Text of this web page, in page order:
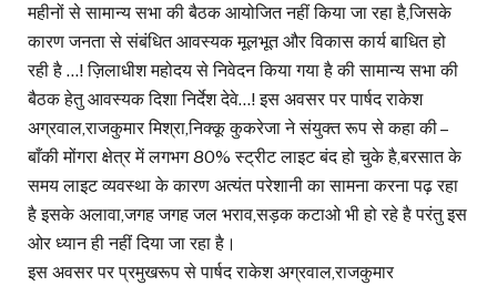
महीनों से सामान्य सभा की बैठक आयोजित नहीं किया जा रहा है,जिसके
कारण जनता से संबंधित आवस्यक मूलभूत और विकास कार्य बाधित हो
रही है …! ज़िलाधीश महोदय से निवेदन किया गया है की सामान्य सभा की
बैठक हेतु आवस्यक दिशा निर्देश देवे…! इस अवसर पर पार्षद राकेश
अग्रवाल,राजकुमार मिश्रा,निक्कू कुकरेजा ने संयुक्त रूप से कहा की –
बाँकी मोंगरा क्षेत्र में लगभग 80% स्ट्रीट लाइट बंद हो चुके है,बरसात के
समय लाइट व्यवस्था के कारण अत्यंत परेशानी का सामना करना पढ़ रहा
है इसके अलावा,जगह जगह जल भराव,सड़क कटाओ भी हो रहे है परंतु इस
ओर ध्यान ही नहीं दिया जा रहा है।
इस अवसर पर प्रमुखरूप से पार्षद राकेश अग्रवाल,राजकुमार